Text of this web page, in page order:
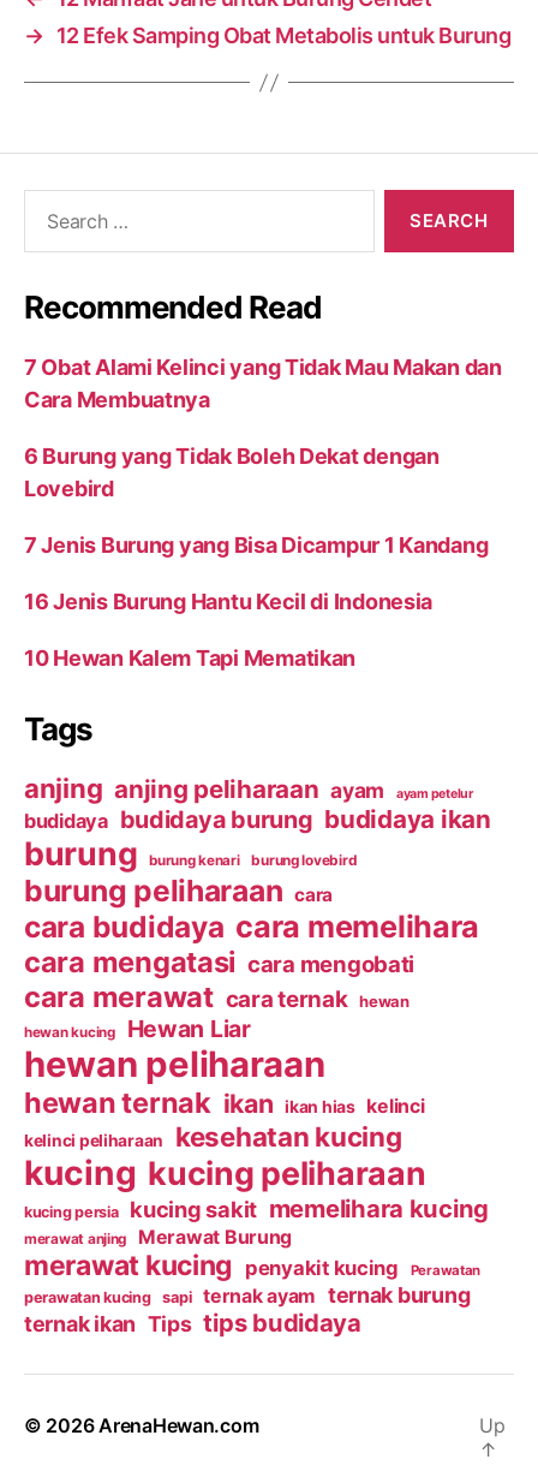
→ 12 Efek Samping Obat Metabolis untuk Burung
Recommended Read
7 Obat Alami Kelinci yang Tidak Mau Makan dan
Cara Membuatnya
6 Burung yang Tidak Boleh Dekat dengan
Lovebird
7 Jenis Burung yang Bisa Dicampur 1 Kandang
16 Jenis Burung Hantu Kecil di Indonesia
10 Hewan Kalem Tapi Mematikan
Tags
anjing anjing peliharaan ayam ayam petelur
budidaya budidaya burung budidaya ikan
burung burung kenari burung lovebird
burung peliharaan cara
cara budidaya cara memelihara
cara mengatasi cara mengobati
cara merawat cara ternak hewan
hewan kucing Hewan Liar
hewan peliharaan
hewan ternak ikan ikan hias kelinci
kelinci peliharaan kesehatan kucing
kucing kucing peliharaan
kucing persia kucing sakit memelihara kucing
merawat anjing Merawat Burung
merawat kucing penyakit kucing Perawatan
perawatan kucing sapi ternak ayam ternak burung
ternak ikan Tips tips budidaya
© 2026ArenaHewan.com
Up
↑